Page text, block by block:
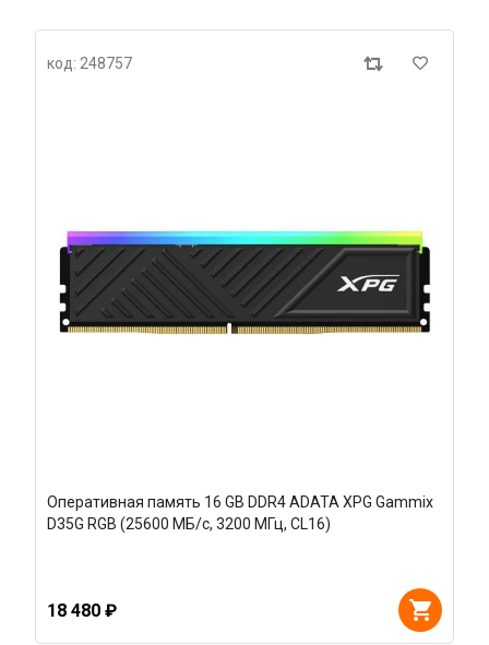
код: 248757
Оперативная память 16 GB DDR4 ADATA XPG Gammix
D35G RGB (25600 МБ/с, 3200 МГц, CL16)
18 480 ₽